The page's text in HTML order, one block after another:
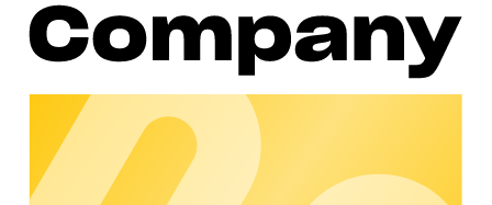
problemlos nutzen können. Die integrierte
Disponentenfunktion innerhalb der FRYTE-Plattform
unterstützt dabei die Analyse, Planung und Steuerung von
eTruck-Einsätzen und sorgt für maximale Übersicht und
Effizienz.
Technische Verbundenheit und
wirtschaftliche Vorteile